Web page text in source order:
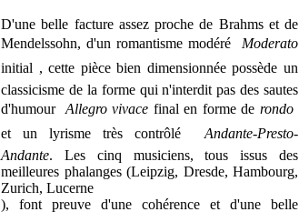
D'une belle facture assez proche de Brahms et de
Mendelssohn, d'un romantisme modéré  Moderato
initial , cette pièce bien dimensionnée possède un
classicisme de la forme qui n'interdit pas des sautes
d'humour  Allegro vivace final en forme de rondo
et un lyrisme très contrôlé  Andante-Presto-
Andante. Les cinq musiciens, tous issus des
meilleures phalanges (Leipzig, Dresde, Hambourg,
Zurich, Lucerne
), font preuve d'une cohérence et d'une belle